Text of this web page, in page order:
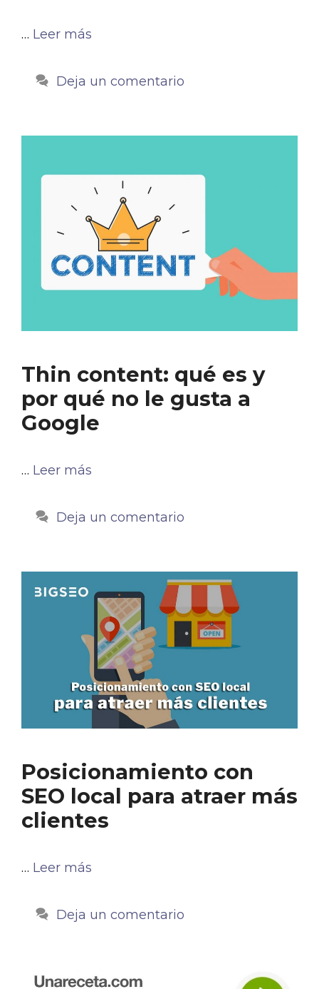
… Leer más
Deja un comentario
Thin content: qué es y
por qué no le gusta a
Google
… Leer más
Deja un comentario
Posicionamiento con
SEO local para atraer más
clientes
… Leer más
Deja un comentario